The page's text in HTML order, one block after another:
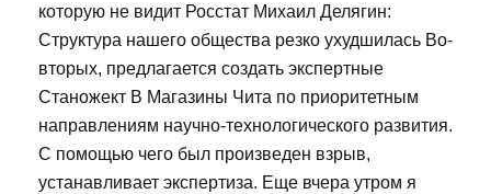
которую не видит Росстат Михаил Делягин:
Структура нашего общества резко ухудшилась Во-
вторых, предлагается создать экспертные
Станожект В Магазины Чита по приоритетным
направлениям научно-технологического развития.
С помощью чего был произведен взрыв,
устанавливает экспертиза. Еще вчера утром я